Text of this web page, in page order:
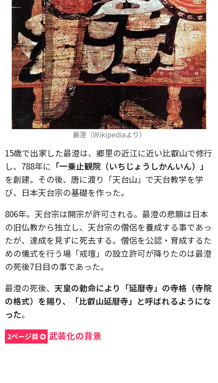
最澄（Wikipediaより）
15歳で出家した最澄は、郷里の近江に近い比叡山で修行
し、788年に 「一乗止観院（いちじょうしかんいん）」
を創建。その後、唐に渡り「天台山」で天台教学を学
び、日本天台宗の基礎を作った。
806年。天台宗は開宗が許可される。最澄の悲願は日本
の旧仏教から独立し、天台宗の僧侶を養成する事であっ
たが、達成を見ずに死去する。僧侶を公認・育成するた
めの儀式を行う場「戒壇」の設立許可が降りたのは最澄
の死後7日目の事であった。
最澄の死後、 天皇の勅命により「延暦寺」の寺格（寺院
の格式）を賜り、「比叡山延暦寺」と呼ばれるようにな
った。
2ページ目 武装化の背景